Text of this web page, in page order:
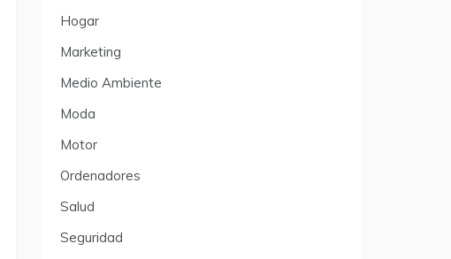
Hogar
Marketing
Medio Ambiente
Moda
Motor
Ordenadores
Salud
Seguridad